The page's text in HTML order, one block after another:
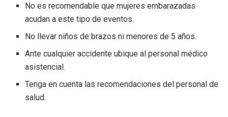
No es recomendable que mujeres embarazadas
acudan a este tipo de eventos.
No llevar niños de brazos ni menores de 5 años.
Ante cualquier accidente ubique al personal médico
asistencial.
Tenga en cuenta las recomendaciones del personal de
salud.